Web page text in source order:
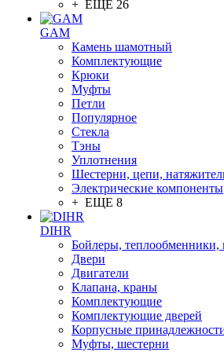
+ ЕЩЕ 26
GAM
Камень шамотный
Комплектующие
Крюки
Муфты
Петли
Популярное
Стекла
Тэны
Уплотнения
Шестерни, цепи,
Электрические компоненты
+ ЕЩЕ 8
DIHR
Бойлеры, теплообменники,
Двери
Двигатели
Клапана, краны
Комплектующие
Комплектующие дверей
Корпусные
Муфты, шестерни